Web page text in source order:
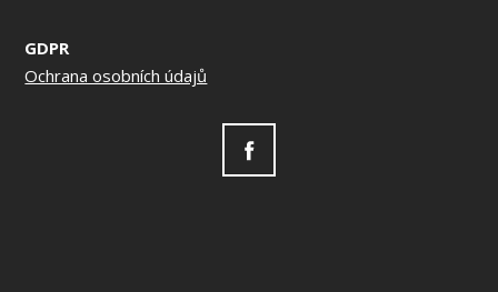
GDPR
Ochrana osobních údajů